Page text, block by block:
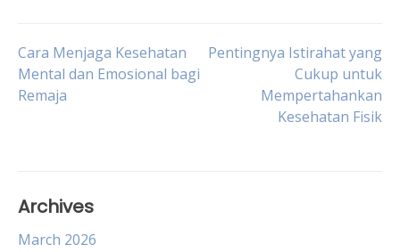
Post
navigation
Cara Menjaga Kesehatan
Mental dan Emosional bagi
Remaja
Pentingnya Istirahat yang
Cukup untuk
Mempertahankan
Kesehatan Fisik
Archives
March 2026